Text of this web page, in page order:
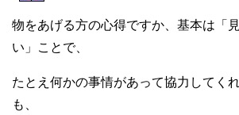
物をあげる方の心得ですか、基本は「
い」ことで、
たとえ何かの事情があって協力してく
も、